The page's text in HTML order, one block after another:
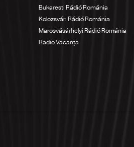
Bukaresti Rádió Románia
Kolozsvári Rádió Románia
Marosvásárhelyi Rádió Románia
Radio Vacanța